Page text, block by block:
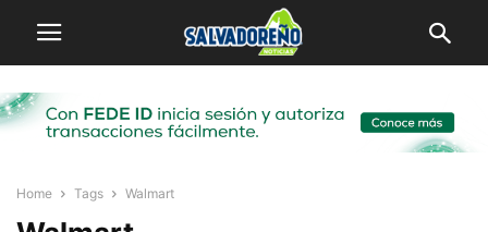
Home Tags Walmart